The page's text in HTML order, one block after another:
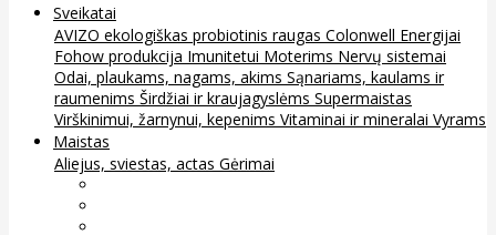
Sveikatai
AVIZO ekologiškas probiotinis raugas Colonwell Energijai
Fohow produkcija Imunitetui Moterims Nervų sistemai
Odai, plaukams, nagams, akims Sąnariams, kaulams ir
raumenims Širdžiai ir kraujagyslėms Supermaistas
Virškinimui, žarnynui, kepenims Vitaminai ir mineralai Vyrams
Maistas
Aliejus, sviestas, actas Gėrimai